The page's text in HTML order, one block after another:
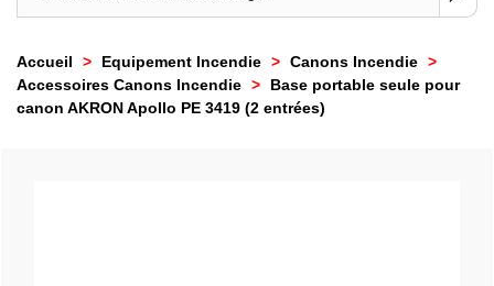
Accueil > Equipement Incendie > Canons Incendie >
Accessoires Canons Incendie >
Base portable seule pour
canon AKRON Apollo PE 3419 (2 entrées)